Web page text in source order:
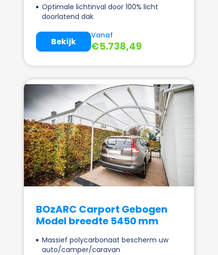
Optimale lichtinval door 100% licht
doorlatend dak
Vanaf
€5.738,49
Bekijk
BOzARC Carport Gebogen
Model breedte 5450 mm
Massief polycarbonaat bescherm uw
auto/camper/caravan